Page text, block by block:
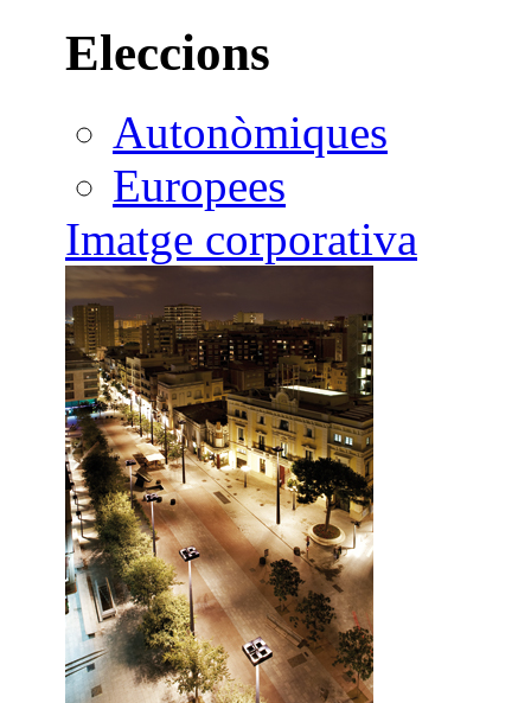
Eleccions
Autonòmiques
Europees
Imatge corporativa